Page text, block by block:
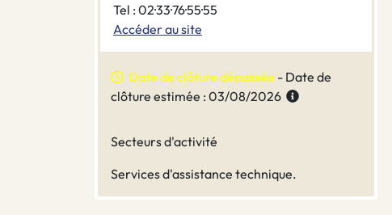
Tel : 02·33·76·55·55
Accéder au site
Date de clôture dépassée - Date de
clôture estimée : 03/08/2026
Secteurs d'activité
Services d'assistance technique.